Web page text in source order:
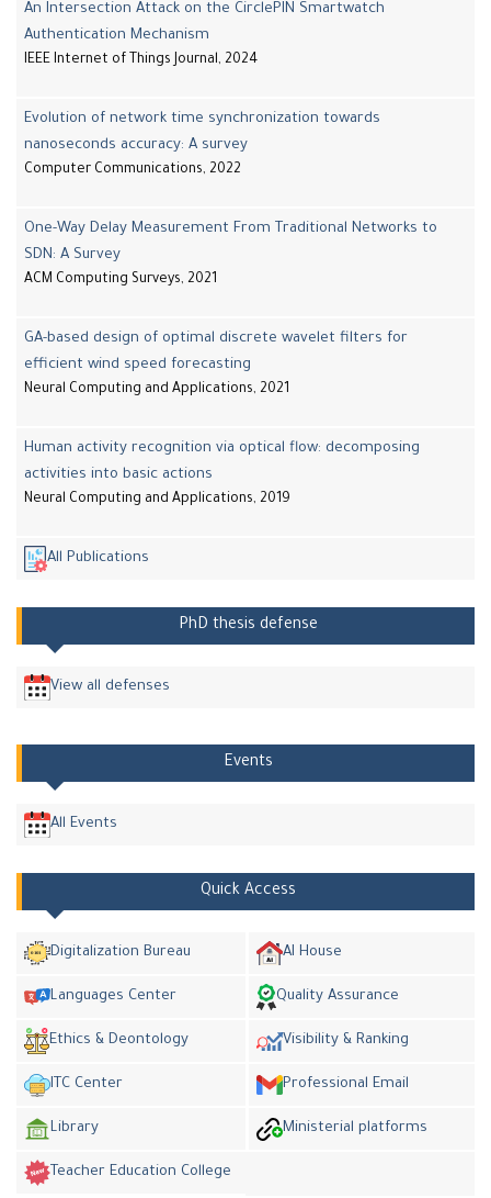
An Intersection Attack on the CirclePIN Smartwatch
Authentication Mechanism
IEEE Internet of Things Journal, 2024
Evolution of network time synchronization towards
nanoseconds accuracy: A survey
Computer Communications, 2022
One-Way Delay Measurement From Traditional Networks to
SDN: A Survey
ACM Computing Surveys, 2021
GA-based design of optimal discrete wavelet filters for
efficient wind speed forecasting
Neural Computing and Applications, 2021
Human activity recognition via optical flow: decomposing
activities into basic actions
Neural Computing and Applications, 2019
All Publications
PhD thesis defense
View all defenses
Events
All Events
Quick Access
Digitalization Bureau AI House
Languages Center Quality Assurance
Ethics & Deontology Visibility & Ranking
ITC Center Professional Email
Library Ministerial platforms
Teacher Education College